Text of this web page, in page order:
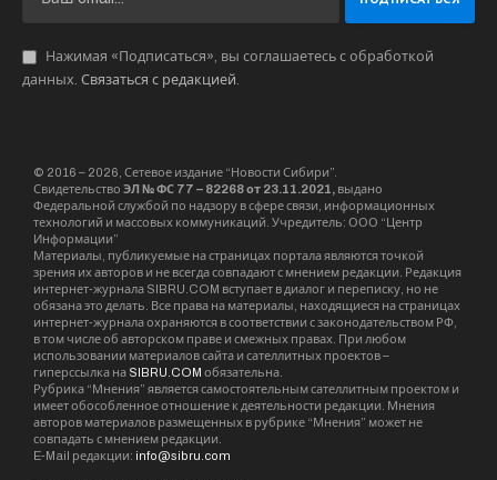
Нажимая «Подписаться», вы соглашаетесь с обработкой
данных. Связаться с редакцией
© 2016 – 2026, Сетевое издание “Новости Сибири”.
Свидетельство ЭЛ № ФС 77 – 82268 от 23.11.2021, выдано
Федеральной службой по надзору в сфере связи, информационных
технологий и массовых коммуникаций. Учредитель: ООО “Центр
Информации”
Материалы, публикуемые на страницах портала являются точкой
зрения их авторов и не всегда совпадают с мнением редакции. Редакция
интернет-журнала SIBRU.COM вступает в диалог и переписку, но не
обязана это делать. Все права на материалы, находящиеся на страницах
интернет-журнала охраняются в соответствии с законодательством РФ,
в том числе об авторском праве и смежных правах. При любом
использовании материалов сайта и сателлитных проектов –
гиперссылка на SIBRU.COM обязательна.
Рубрика “Мнения” является самостоятельным сателлитным проектом и
имеет обособленное отношение к деятельности редакции. Мнения
авторов материалов размещенных в рубрике “Мнения” может не
совпадать с мнением редакции.
E-Mail редакции: info@sibru.com